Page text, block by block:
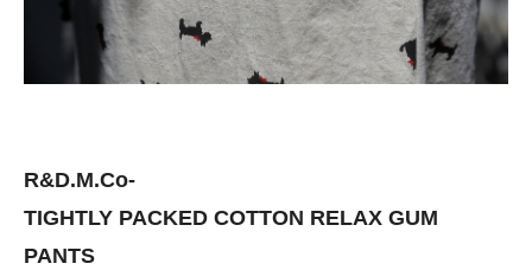
R&D.M.Co-
TIGHTLY PACKED COTTON RELAX GUM
PANTS